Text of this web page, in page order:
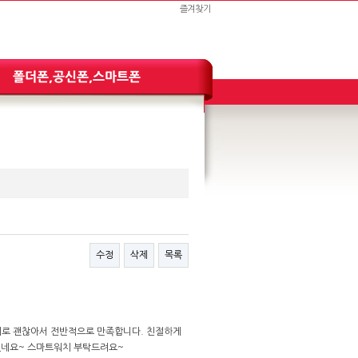
즐겨찾기
수정 삭제 목록
괜찮아서 전반적으로 만족합니다. 친절하게
요~ 스마트워치 부탁드려요~